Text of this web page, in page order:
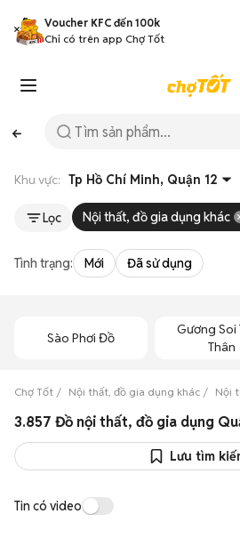
Voucher KFC đến 100k
Chỉ có trên app Chợ Tốt
Khu vực: Tp Hồ Chí Minh, Quận 12
Lọc Nội thất, đồ gia dụng khác
Tình trạng: Mới Đã sử dụng
Sào Phơi Đồ
Gương Soi
Thân
Chợ Tốt Nội thất, đồ gia dụng khác Nội
3.857 Đồ nội thất, đồ gia dụng
Lưu tìm
Tin có video